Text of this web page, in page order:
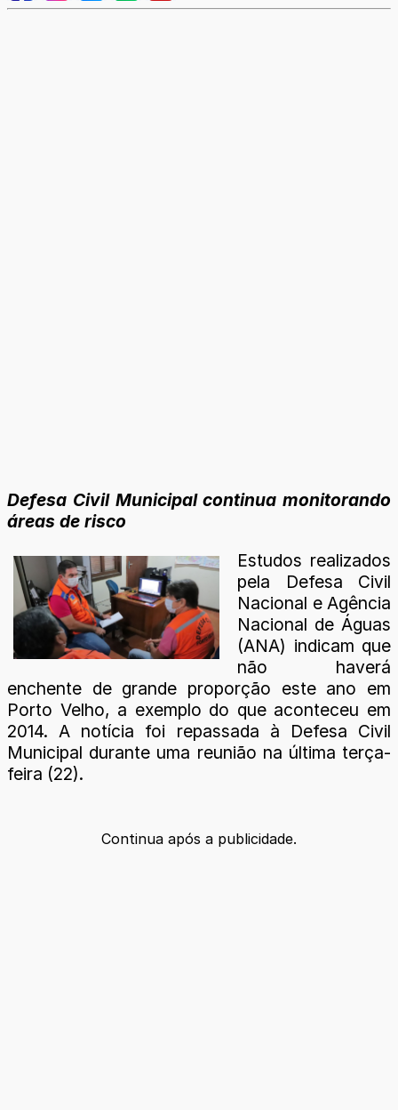
Defesa Civil Municipal continua monitorando
áreas de risco
Estudos realizados
pela Defesa Civil
Nacional e Agência
Nacional de Águas
(ANA) indicam que
não haverá
enchente de grande proporção este ano em
Porto Velho, a exemplo do que aconteceu em
2014. A notícia foi repassada à Defesa Civil
Municipal durante uma reunião na última terça-
feira (22).
Continua após a publicidade.